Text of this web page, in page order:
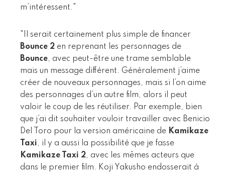
m’intéressent."
"Il serait certainement plus simple de financer
Bounce 2 en reprenant les personnages de
Bounce, avec peut-être une trame semblable
mais un message différent. Généralement j’aime
créer de nouveaux personnages, mais si l’on aime
des personnages d’un autre film, alors il peut
valoir le coup de les réutiliser. Par exemple, bien
que j’ai dit souhaiter vouloir travailler avec Benicio
Del Toro pour la version américaine de Kamikaze
Taxi, il y a aussi la possibilité que je fasse
Kamikaze Taxi 2, avec les mêmes acteurs que
dans le premier film. Koji Yakusho endosserait à